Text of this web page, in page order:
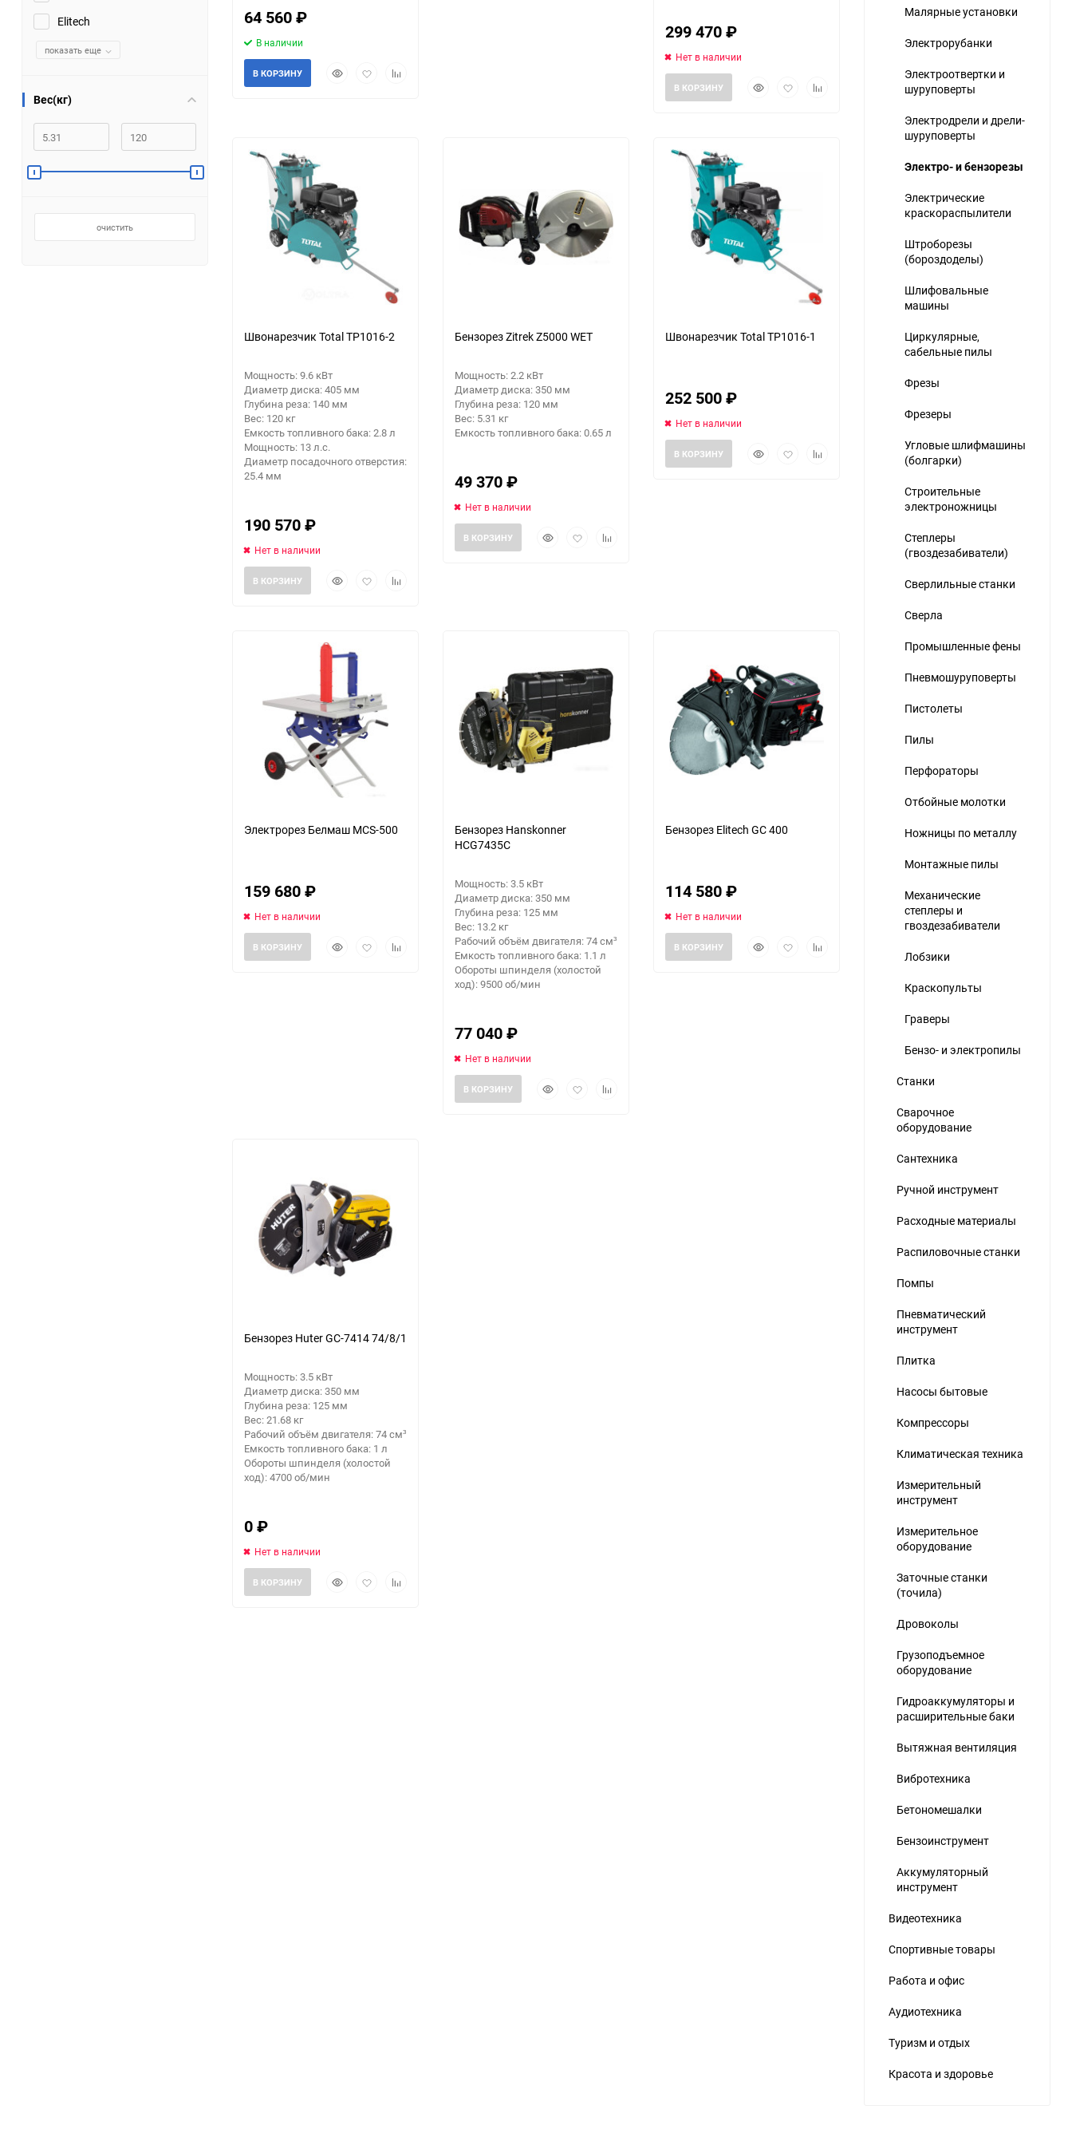
Помпы
Плитка
Насосы бытовые
Климатическая техника
Elitech
показать еще
Вес(кг)
очистить
64 560₽
В наличии
БыстрыйДобавитьДобавить
В КОРЗИНУ
299 470₽
Нет в наличии
БыстрыйДобавитьДобавить
В КОРЗИНУ
Швонарезчик Total TP1016-2
Мощность: 9.6 кВт
Диаметр диска: 405 мм
Глубина реза: 140 мм
Вес: 120 кг
Емкость топливного бака: 2.8 л
Мощность: 13 л.с.
Диаметр посадочного отверстия:
25.4 мм
190 570₽
Нет в наличии
БыстрыйДобавитьДобавить
В КОРЗИНУ
Бензорез Zitrek Z5000 WET
Мощность: 2.2 кВт
Диаметр диска: 350 мм
Глубина реза: 120 мм
Вес: 5.31 кг
Емкость топливного бака: 0.65 л
49 370₽
Нет в наличии
БыстрыйДобавитьДобавить
В КОРЗИНУ
Швонарезчик Total TP1016-1
252 500₽
Нет в наличии
БыстрыйДобавитьДобавить
В КОРЗИНУ
Электрорез Белмаш MCS-500
159 680₽
Нет в наличии
БыстрыйДобавитьДобавить
В КОРЗИНУ
еще 14 фото
Бензорез Hanskonner
HCG7435C
Мощность: 3.5 кВт
Диаметр диска: 350 мм
Глубина реза: 125 мм
Вес: 13.2 кг
Рабочий объём двигателя: 74 см³
Емкость топливного бака: 1.1 л
Обороты шпинделя (холостой
ход): 9500 об/мин
77 040₽
Нет в наличии
БыстрыйДобавитьДобавить
В КОРЗИНУ
Бензорез Elitech GC 400
114 580₽
Нет в наличии
БыстрыйДобавитьДобавить
В КОРЗИНУ
еще 6 фото
Бензорез Huter GC-7414 74/8/1
Мощность: 3.5 кВт
Диаметр диска: 350 мм
Глубина реза: 125 мм
Вес: 21.68 кг
Рабочий объём двигателя: 74 см³
Емкость топливного бака: 1 л
Обороты шпинделя (холостой
ход): 4700 об/мин
0₽
Нет в наличии
БыстрыйДобавитьДобавить
В КОРЗИНУ
Малярные установки
Электрорубанки
Электроотвертки и
шуруповерты
Электродрели и дрели-
шуруповерты
Электро- и бензорезы
Электрические
краскораспылители
Штроборезы
(бороздоделы)
Шлифовальные
машины
Циркулярные,
сабельные пилы
Фрезы
Фрезеры
Угловые шлифмашины
(болгарки)
Строительные
электроножницы
Степлеры
(гвоздезабиватели)
Сверлильные станки
Сверла
Промышленные фены
Пневмошуруповерты
Пистолеты
Пилы
Перфораторы
Отбойные молотки
Ножницы по металлу
Монтажные пилы
Механические
степлеры и
гвоздезабиватели
Лобзики
Краскопульты
Граверы
Бензо- и электропилы
Станки
Сварочное
оборудование
Сантехника
Ручной инструмент
Расходные материалы
Распиловочные станки
Помпы
Пневматический
инструмент
Плитка
Насосы бытовые
Компрессоры
Климатическая техника
Измерительный
инструмент
Измерительное
оборудование
Заточные станки
(точила)
Дровоколы
Грузоподъемное
оборудование
Гидроаккумуляторы и
расширительные баки
Вытяжная вентиляция
Вибротехника
Бетономешалки
Бензоинструмент
Аккумуляторный
инструмент
Видеотехника
Спортивные товары
Работа и офис
Аудиотехника
Туризм и отдых
Красота и здоровье